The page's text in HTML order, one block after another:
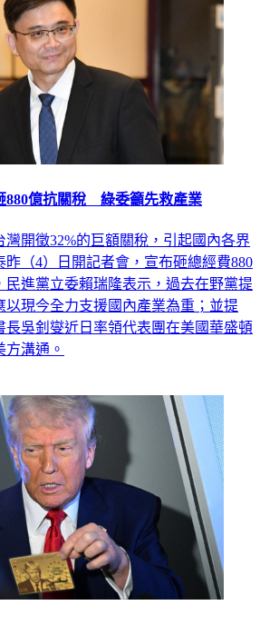
（4）日開記者會，宣布砸總經費880
民進黨立委賴瑞隆表示，過去在野黨提
以現今全力支援國內產業為重；並提
吳釗燮近日率領代表團在美國華盛頓
方溝通。